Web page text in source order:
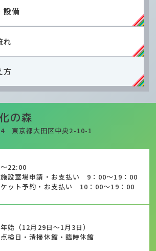
設備
れ
方
の森
東京都大田区中央2-10-1
22:00
施設室場申請・お支払い 9：00～19：00
ケット予約・お支払い 10：00～19：00
始（12月29日～1月3日）
検日・清掃休館・臨時休館